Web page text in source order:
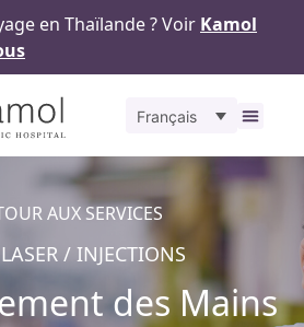
en Thaïlande ? Voir Kamol
Français
AUX SERVICES
/ INJECTIONS
des Mains